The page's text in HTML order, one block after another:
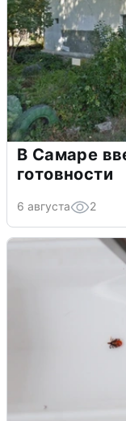
В Самаре
готовности
6 августа 2